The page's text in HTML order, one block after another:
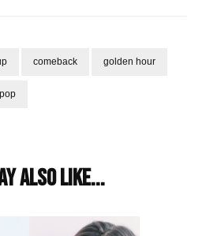
comeback golden hour
also like...